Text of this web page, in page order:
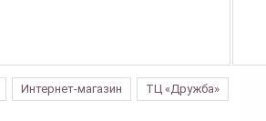
Интернет-магазин ТЦ «Дружба»